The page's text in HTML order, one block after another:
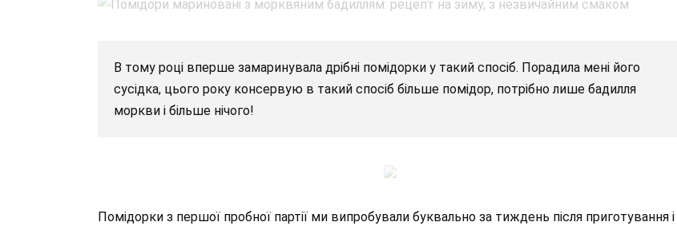
В тому році вперше замаринувала дрібні помідорки у такий спосіб. Порадила мені його
сусідка, цього року консервую в такий спосіб більше помідор, потрібно лише бадилля
моркви і більше нічого!
Помідорки з першої пробної партії ми випробували буквально за тиждень після приготування і